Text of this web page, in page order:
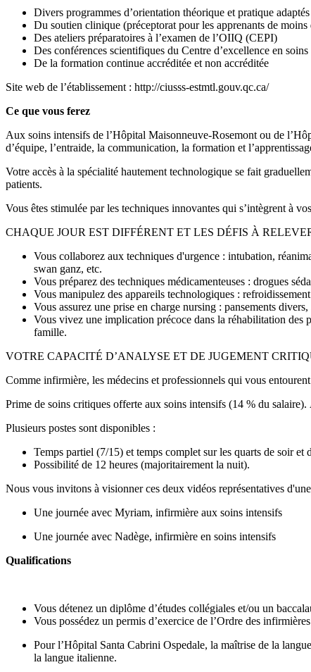
Divers programmes d’orientation théorique et pratique
Du soutien clinique (préceptorat pour les apprenants de moins
Des ateliers préparatoires à l’examen de l’OIIQ (CEPI)
Des conférences scientifiques du Centre d’excellence en
De la formation continue accréditée et non accréditée
Site web de l’établissement : http://ciusss-estmtl.gouv.qc.ca/
Ce que vous ferez
Aux soins intensifs de l’Hôpital Maisonneuve-Rosemont ou de
d’équipe, l’entraide, la communication, la formation et
Votre accès à la spécialité hautement technologique se fait
patients.
Vous êtes stimulée par les techniques innovantes qui s’intègrent à
CHAQUE JOUR EST DIFFÉRENT ET LES DÉFIS À
Vous collaborez aux techniques d'urgence : intubation,
swan ganz, etc.
Vous préparez des techniques médicamenteuses : drogues
Vous manipulez des appareils technologiques :
Vous assurez une prise en charge nursing : pansements
Vous vivez une implication précoce dans la réhabilitation des
famille.
VOTRE CAPACITÉ D’ANALYSE ET DE JUGEMENT
Comme infirmière, les médecins et professionnels qui vous
Prime de soins critiques offerte aux soins intensifs (14 % du
Plusieurs postes sont disponibles :
Temps partiel (7/15) et temps complet sur les quarts de soir et
Possibilité de 12 heures (majoritairement la nuit).
Nous vous invitons à visionner ces deux vidéos représentatives
Une journée avec Myriam, infirmière aux soins intensifs
Une journée avec Nadège, infirmière en soins intensifs
Qualifications
Vous détenez un diplôme d’études collégiales et/ou un
Vous possédez un permis d’exercice de l’Ordre des
Pour l’Hôpital Santa Cabrini Ospedale, la maîtrise de la
la langue italienne.